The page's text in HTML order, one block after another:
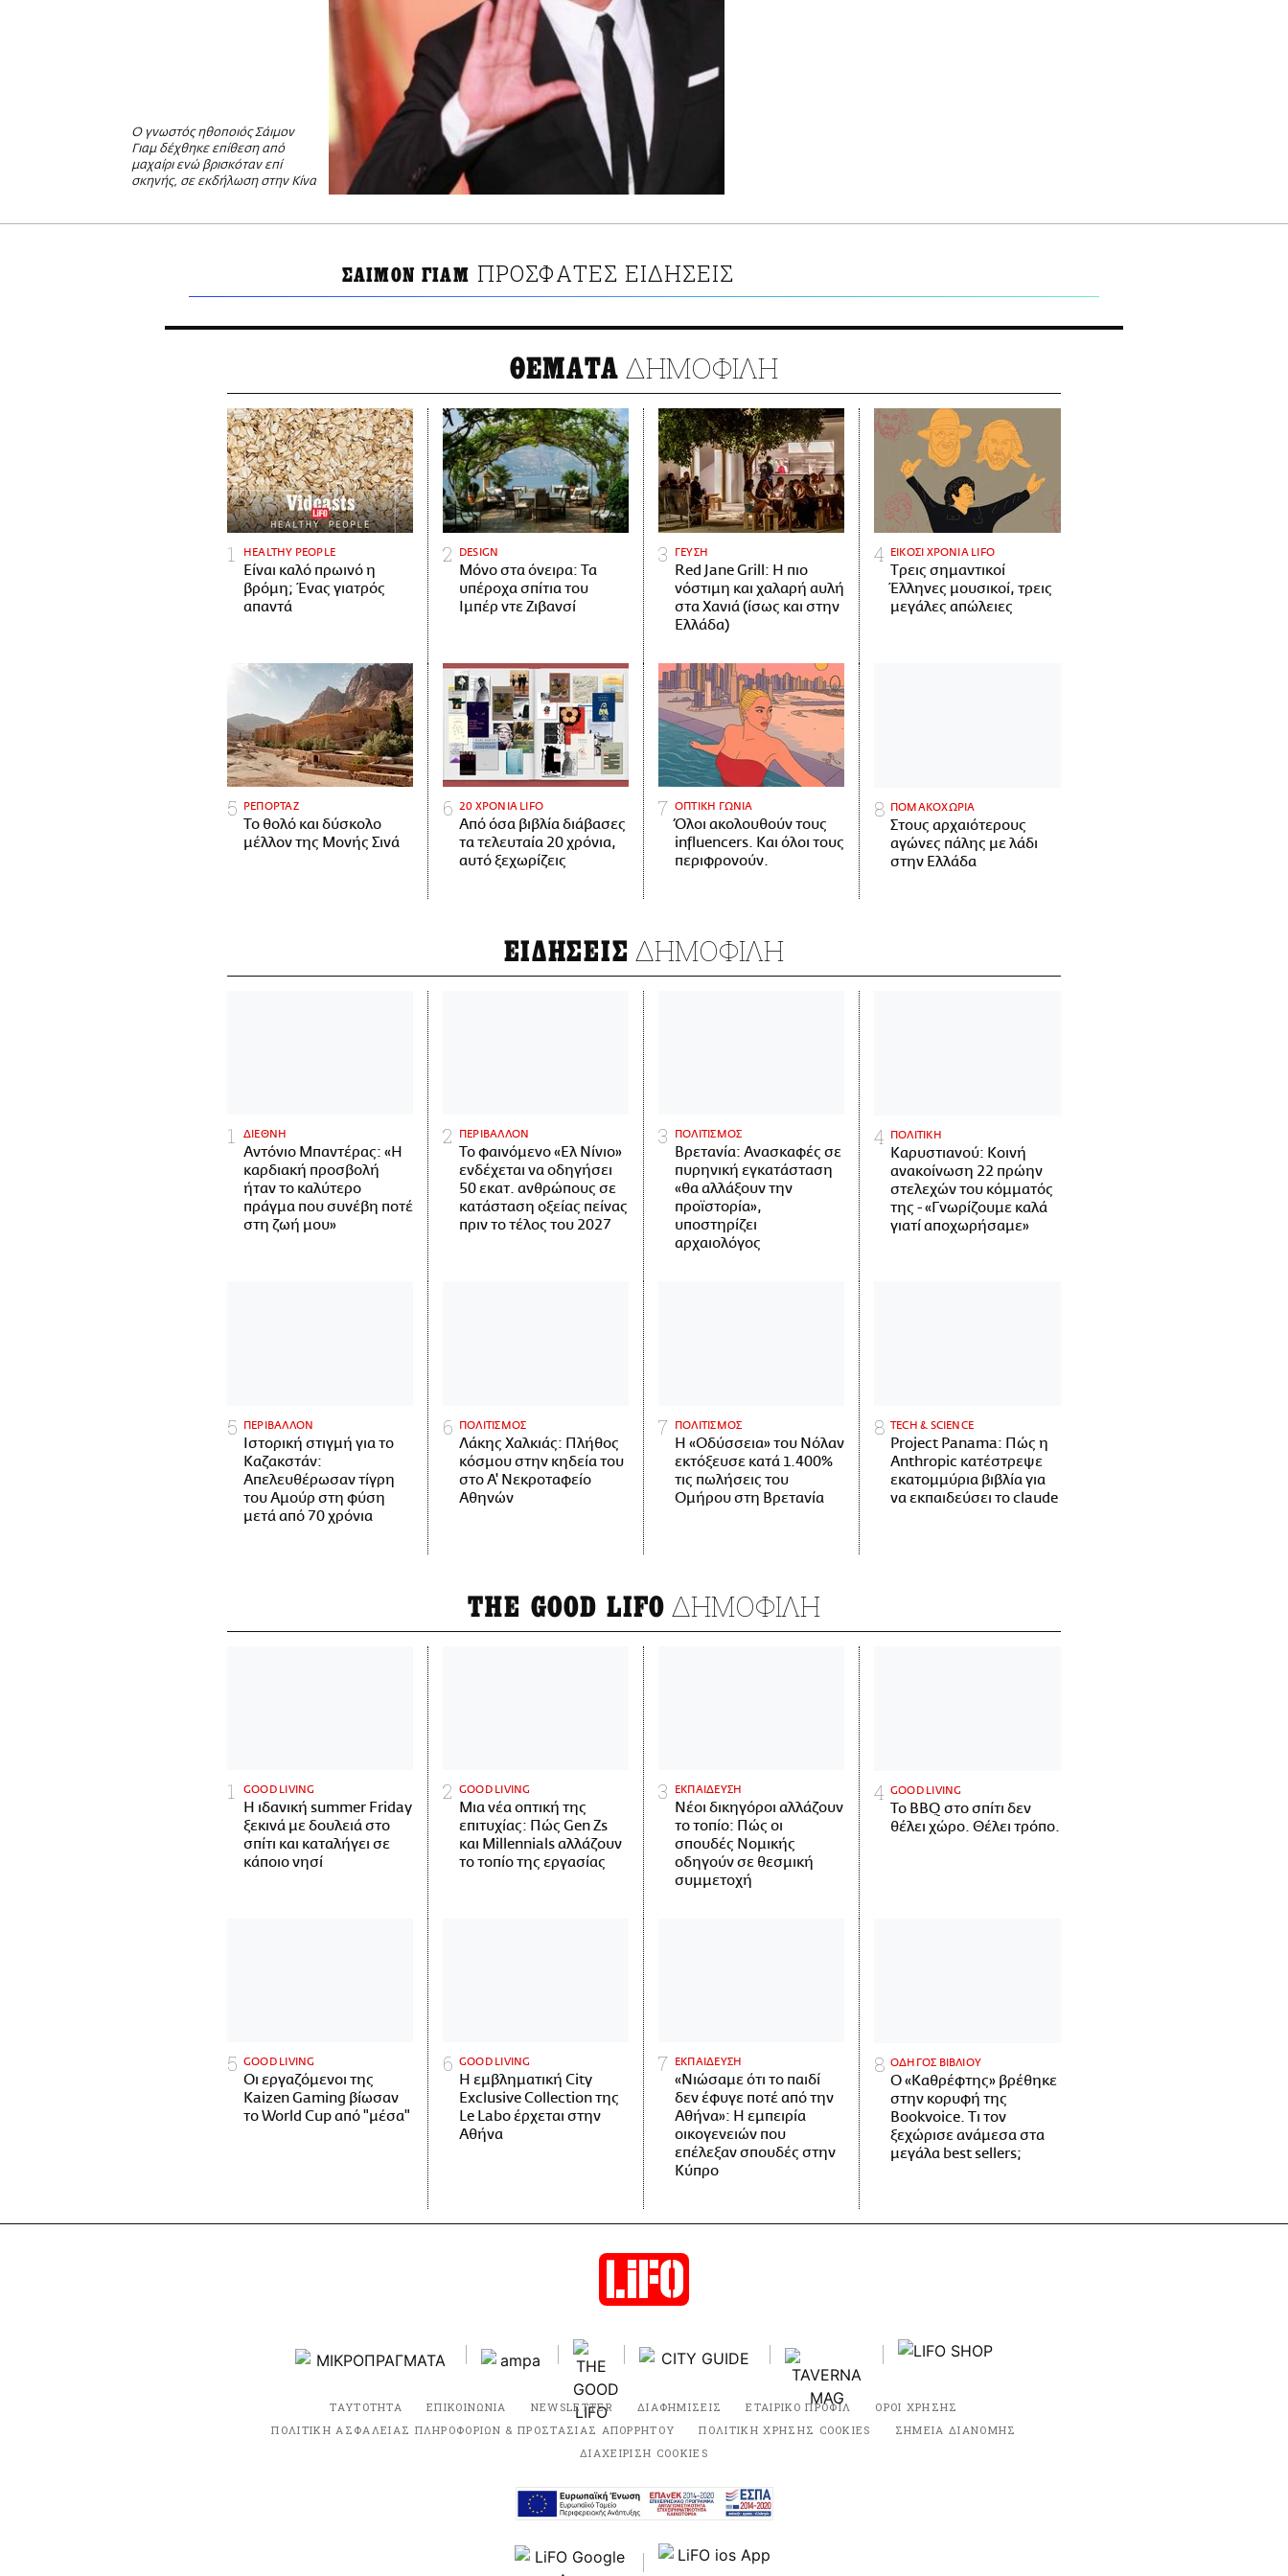
Ο γνωστός ηθοποιός Σάιμον
Γιαμ δέχθηκε επίθεση από
μαχαίρι ενώ βρισκόταν επί
σκηνής, σε εκδήλωση στην Κίνα
ΣΑΙΜΟΝ ΓΙΑΜ ΠΡΟΣΦΑΤΕΣ ΕΙΔΗΣΕΙΣ
ΘΕΜΑΤΑ ΔΗΜΟΦΙΛΗ
HEALTHY PEOPLE
Είναι καλό πρωινό η
βρόμη; Ένας γιατρός
απαντά
DESIGN
Μόνο στα όνειρα: Τα
υπέροχα σπίτια του
Ιμπέρ ντε Ζιβανσί
ΓΕΥΣΗ
Red Jane Grill: Η πιο
νόστιμη και χαλαρή αυλή
στα Χανιά (ίσως και στην
Ελλάδα)
ΕΙΚΟΣΙ ΧΡΟΝΙΑ LIFO
Tρεις σημαντικοί
Έλληνες μουσικοί, τρεις
μεγάλες απώλειες
ΡΕΠΟΡΤΑΖ
Το θολό και δύσκολο
μέλλον της Μονής Σινά
20 ΧΡΟΝΙΑ LIFO
Από όσα βιβλία διάβασες
τα τελευταία 20 χρόνια,
αυτό ξεχωρίζεις
ΟΠΤΙΚΗ ΓΩΝΙΑ
Όλοι ακολουθούν τους
influencers. Και όλοι τους
περιφρονούν.
ΠΟΜΑΚΟΧΩΡΙΑ
Στους αρχαιότερους
αγώνες πάλης με λάδι
στην Ελλάδα
ΕΙΔΗΣΕΙΣ ΔΗΜΟΦΙΛΗ
ΔΙΕΘΝΗ
Αντόνιο Μπαντέρας: «Η
καρδιακή προσβολή
ήταν το καλύτερο
πράγμα που συνέβη ποτέ
στη ζωή μου»
ΠΕΡΙΒΑΛΛΟΝ
Το φαινόμενο «Ελ Νίνιο»
ενδέχεται να οδηγήσει
50 εκατ. ανθρώπους σε
κατάσταση οξείας πείνας
πριν το τέλος του 2027
ΠΟΛΙΤΙΣΜΟΣ
Βρετανία: Ανασκαφές σε
πυρηνική εγκατάσταση
«θα αλλάξουν την
προϊστορία»,
υποστηρίζει
αρχαιολόγος
ΠΟΛΙΤΙΚΗ
Καρυστιανού: Κοινή
ανακοίνωση 22 πρώην
στελεχών του κόμματός
της - «Γνωρίζουμε καλά
γιατί αποχωρήσαμε»
ΠΕΡΙΒΑΛΛΟΝ
Ιστορική στιγμή για το
Καζακστάν:
Απελευθέρωσαν τίγρη
του Αμούρ στη φύση
μετά από 70 χρόνια
ΠΟΛΙΤΙΣΜΟΣ
Λάκης Χαλκιάς: Πλήθος
κόσμου στην κηδεία του
στο Α' Νεκροταφείο
Αθηνών
ΠΟΛΙΤΙΣΜΟΣ
Η «Οδύσσεια» του Νόλαν
εκτόξευσε κατά 1.400%
τις πωλήσεις του
Ομήρου στη Βρετανία
ΤECH & SCIENCE
Project Panama: Πώς η
Anthropic κατέστρεψε
εκατομμύρια βιβλία για
να εκπαιδεύσει το claude
THE GOOD LIFO ΔΗΜΟΦΙΛΗ
GOOD LIVING
Η ιδανική summer Friday
ξεκινά με δουλειά στο
σπίτι και καταλήγει σε
κάποιο νησί
GOOD LIVING
Μια νέα οπτική της
επιτυχίας: Πώς Gen Zs
και Millennials αλλάζουν
το τοπίο της εργασίας
ΕΚΠΑΙΔΕΥΣΗ
Νέοι δικηγόροι αλλάζουν
το τοπίο: Πώς οι
σπουδές Νομικής
οδηγούν σε θεσμική
συμμετοχή
GOOD LIVING
Το BBQ στο σπίτι δεν
θέλει χώρο. Θέλει τρόπο.
GOOD LIVING
Οι εργαζόμενοι της
Kaizen Gaming βίωσαν
το World Cup από "μέσα"
GOOD LIVING
Η εμβληματική City
Exclusive Collection της
Le Labo έρχεται στην
Αθήνα
ΕΚΠΑΙΔΕΥΣΗ
«Νιώσαμε ότι το παιδί
δεν έφυγε ποτέ από την
Αθήνα»: Η εμπειρία
οικογενειών που
επέλεξαν σπουδές στην
Κύπρο
ΟΔΗΓΟΣ ΒΙΒΛΙΟΥ
Ο «Καθρέφτης» βρέθηκε
στην κορυφή της
Bookvoice. Τι τον
ξεχώρισε ανάμεσα στα
μεγάλα best sellers;
ΤΑΥΤΟΤΗΤΑ ΕΠΙΚΟΙΝΩΝΙΑ NEWSLETTER ΔΙΑΦΗΜΙΣΕΙΣ ΕΤΑΙΡΙΚΟ ΠΡΟΦΙΛ
ΟΡΟΙ ΧΡΗΣΗΣ
ΠΟΛΙΤΙΚΗ ΑΣΦΑΛΕΙΑΣ ΠΛΗΡΟΦΟΡΙΩΝ & ΠΡΟΣΤΑΣΙΑΣ ΑΠΟΡΡΗΤΟΥ
ΠΟΛΙΤΙΚΗ ΧΡΗΣΗΣ COOKIES
ΣΗΜΕΙΑ ΔΙΑΝΟΜΗΣ
ΔΙΑΧΕΙΡΙΣΗ COOKIES